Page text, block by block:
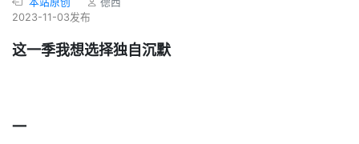
2023-11-03发布
这一季我想选择独自沉默
一